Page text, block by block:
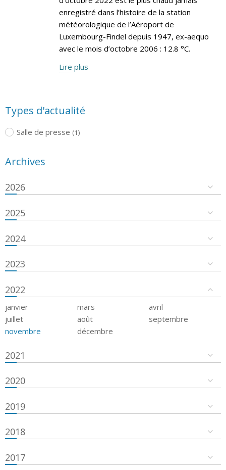
enregistré dans l’histoire de la station
météorologique de l’Aéroport de
Luxembourg-Findel depuis 1947, ex-aequo
avec le mois d’octobre 2006 : 12.8 °C.
Lire plus
Types d'actualité
Salle de presse (1)
Archives
2026
2025
2024
2023
2022
janvier mars
avril
juillet
août
septembre
novembre
décembre
2021
2020
2019
2018
2017